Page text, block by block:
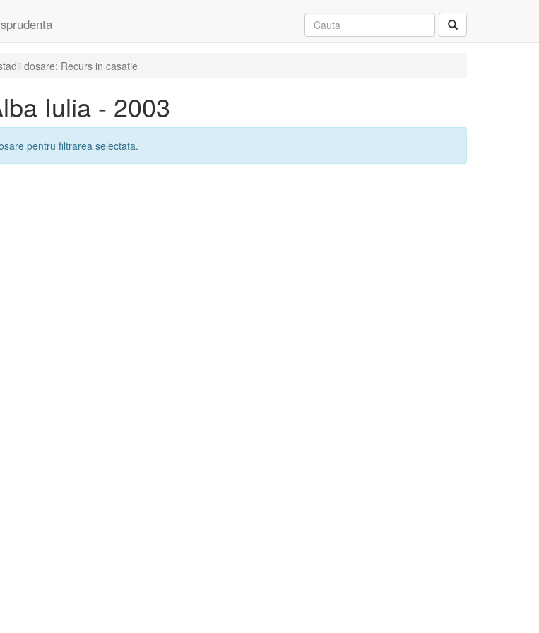
dosare: Recurs in casatie
Iulia - 2003
pentru filtrarea selectata.